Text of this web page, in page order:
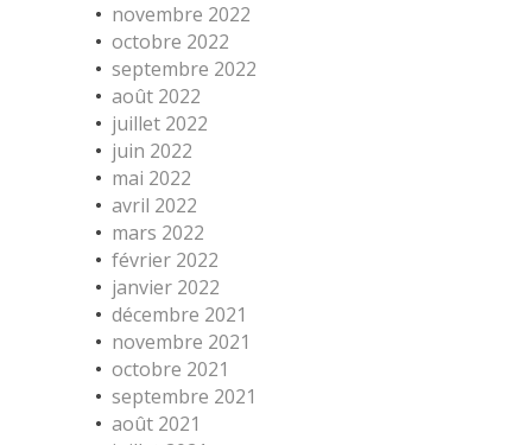
novembre 2022
octobre 2022
septembre 2022
août 2022
juillet 2022
juin 2022
mai 2022
avril 2022
mars 2022
février 2022
janvier 2022
décembre 2021
novembre 2021
octobre 2021
septembre 2021
août 2021